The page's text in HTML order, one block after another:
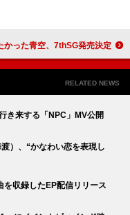
が見たかった青空、7thSG発売決定
RELATED NEWS
き来する「NPC」MV公開
）、“かなわい恋を表現し
を収録したEP配信リリース